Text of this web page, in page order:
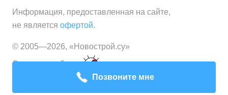
Позвоните мне
Информация, предоставленная на сайте,
не является офертой.
© 2005—2026, «Новострой.су»
Создание сайта